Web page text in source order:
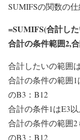
SUMIFSの関数の
=SUMIFS(合計し
合計の条件範囲2,
合計したいの範囲
合計の条件の範囲1
のB3：B12
合計の条件1はE3
合計の条件の範囲2
のB3：B12